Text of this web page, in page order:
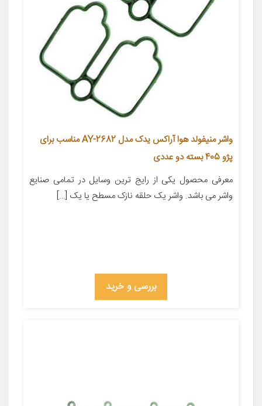
واشر منیفولد هوا آراکس یدک مدل AY-2682 مناسب برای
پژو 405 بسته دو عددی
معرفی محصول یکی از رایج ترین وسایل در تمامی صنایع
واشر می باشد. واشر یک حلقه نازک مسطح یا یک […]
بررسی و خرید